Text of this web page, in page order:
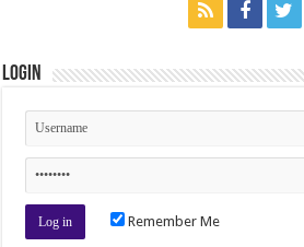
Login
Remember Me